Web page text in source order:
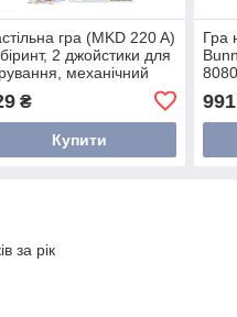
гра (MKD 220 A)
2 джойстики для
механічний
у коробці
₴
Купити
Гра
991
за рік